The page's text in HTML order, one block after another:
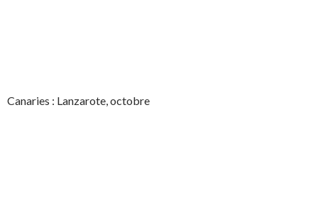
Canaries : Lanzarote, octobre